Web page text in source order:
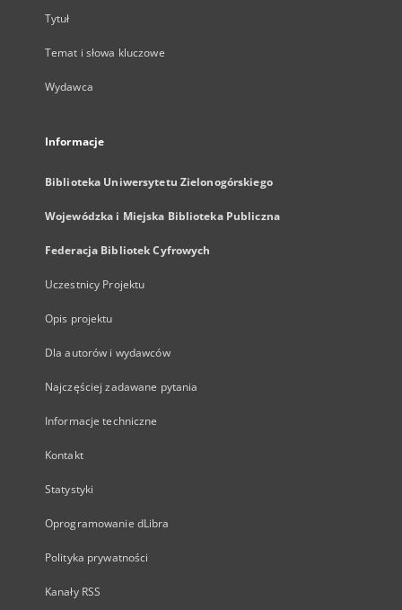
Tytuł
Temat i słowa kluczowe
Wydawca
Informacje
Biblioteka Uniwersytetu Zielonogórskiego
Wojewódzka i Miejska Biblioteka Publiczna
Federacja Bibliotek Cyfrowych
Uczestnicy Projektu
Opis projektu
Dla autorów i wydawców
Najczęściej zadawane pytania
Informacje techniczne
Kontakt
Statystyki
Oprogramowanie dLibra
Polityka prywatności
Kanały RSS